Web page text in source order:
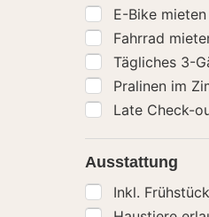
E-Bike mieten
Fahrrad
Late Check-
Ausstattung
Inkl. Frühstück